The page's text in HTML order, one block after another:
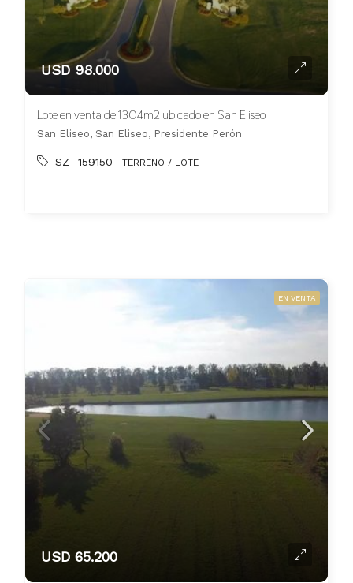
USD 98.000
Lote en venta de 1304m2 ubicado en San Eliseo
San Eliseo, San Eliseo, Presidente Perón
SZ -159150 TERRENO / LOTE
EN VENTA
USD 65.200